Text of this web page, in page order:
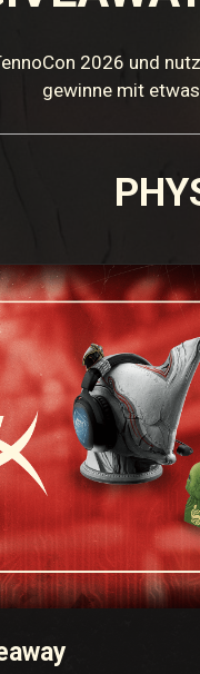
2026 und
gewinne mit